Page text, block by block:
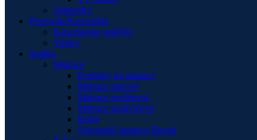
Taburetky
Pracovňa/Kancelária
Kancelárske stoličky
Vitríny
Spálňa
Matrace
Doplnky na matrace
Matrace penové
Matrace pružinové
Matrace sendvičové
Rošty
Slovenské matrace Benab